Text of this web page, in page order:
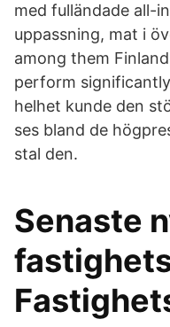
med fulländade all-
uppassning, mat i
among them
perform
helhet kunde den
ses bland de
stal den.
Senaste